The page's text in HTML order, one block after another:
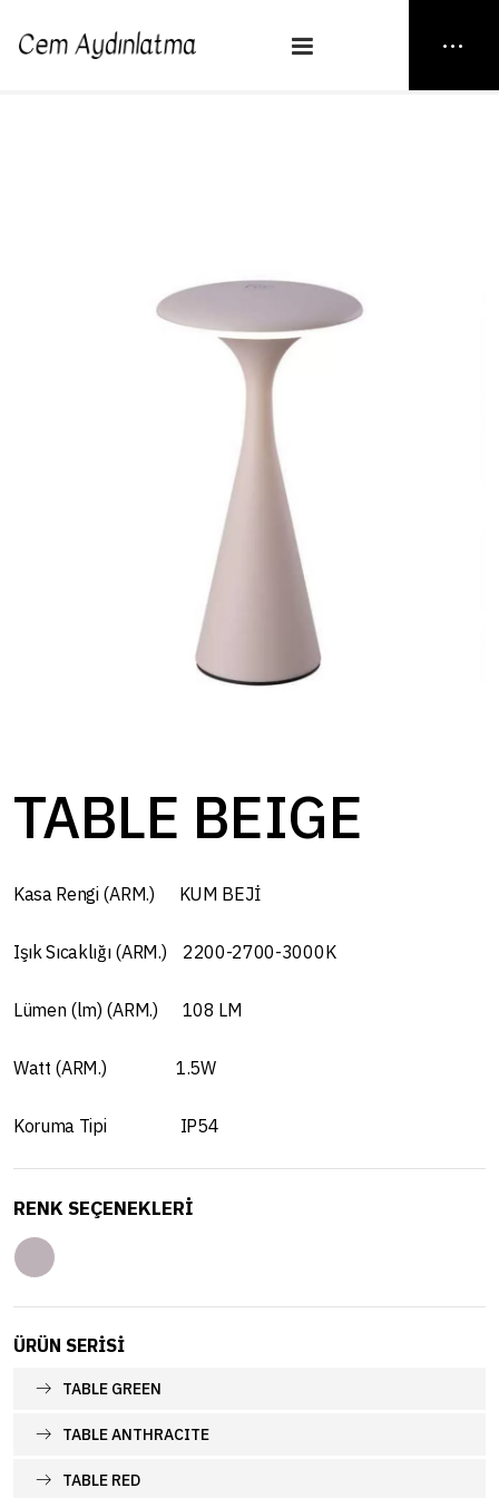
NEW25> TABLE BEIGE
TABLE BEIGE
Kasa Rengi (ARM.) KUM BEJİ
Işık Sıcaklığı (ARM.) 2200-2700-3000K
Lümen (lm) (ARM.) 108 LM
Watt (ARM.) 1.5W
Koruma Tipi IP54
RENK SEÇENEKLERİ
ÜRÜN SERISI
TABLE GREEN
TABLE ANTHRACITE
TABLE RED